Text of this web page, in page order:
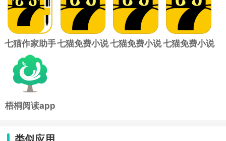
七猫作家助手
app
七猫免费小说七猫免费小说七猫免费小说
梧桐阅读app